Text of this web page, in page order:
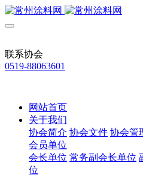
联系协会
0519-88063601
网站首页
关于我们
协会简介 协会文件 协会管
会员单位
会长单位 常务副会长单位
位